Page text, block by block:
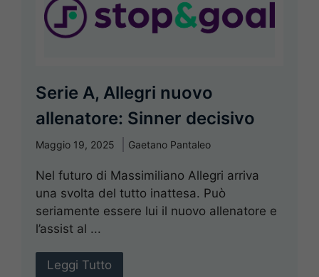
Serie A, Allegri nuovo
allenatore: Sinner decisivo
Maggio 19, 2025 Gaetano Pantaleo
Nel futuro di Massimiliano Allegri arriva
una svolta del tutto inattesa. Può
seriamente essere lui il nuovo allenatore e
l’assist al ...
Leggi Tutto